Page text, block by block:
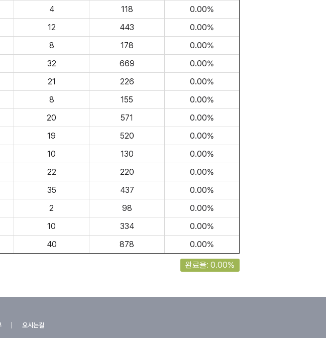
4 118
0.00%
12 443
0.00%
8 178
0.00%
32 669
0.00%
21 226
0.00%
8 155
0.00%
20 571
0.00%
19 520
0.00%
10 130
0.00%
22 220
0.00%
35 437
0.00%
2 98
0.00%
10 334
0.00%
40 878 0.00%
완료율: 0.00%
오시는길